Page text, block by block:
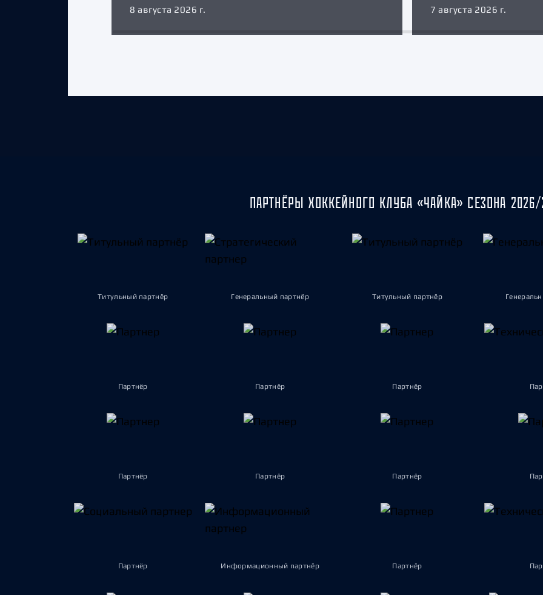
8 августа 2026 г. 7 августа 2026 г.
ПАРТНЁРЫ ХОККЕЙНОГО КЛУБА «ЧАЙКА» СЕЗОНА 2026/
Титульный партнёр Генеральный партнёр Титульный партнёр
Партнёр Партнёр Партнёр
Партнёр Партнёр Партнёр
Партнёр Информационный партнёр Партнёр